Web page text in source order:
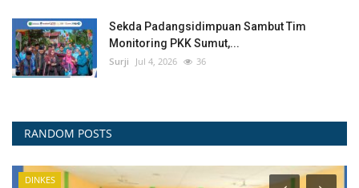
Sekda Padangsidimpuan Sambut Tim
Monitoring PKK Sumut,...
Surji Jul 4, 2026 36
RANDOM POSTS
DOWNLOAD DOKUMEN